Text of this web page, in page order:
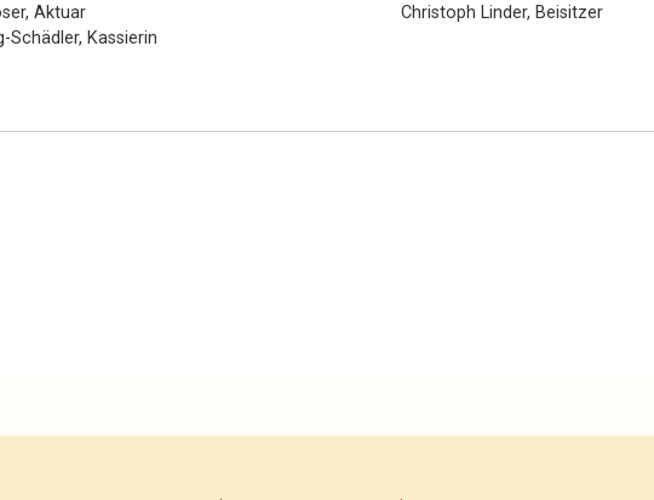
Aktuar
Schädler, Kassierin
Christoph Linder, Beisitzer